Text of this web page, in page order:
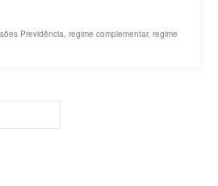
Previdência, regime complementar, regime